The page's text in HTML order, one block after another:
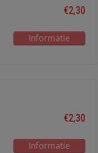
€2,30
Informatie
€2,30
Informatie